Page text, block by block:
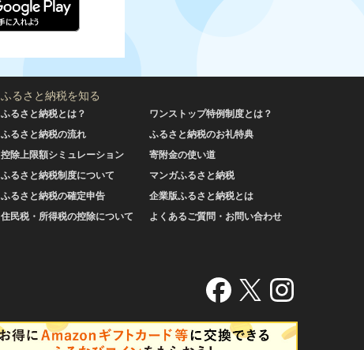
ふるさと納税を知る
ふるさと納税とは？
ふるさと納税の流れ
控除上限額シミュレーション
ふるさと納税制度について
ふるさと納税の確定申告
住民税・所得税の控除について
ワンストップ特例制度とは？
ふるさと納税のお礼特典
寄附金の使い道
マンガふるさと納税
企業版ふるさと納税とは
よくあるご質問・お問い合わせ